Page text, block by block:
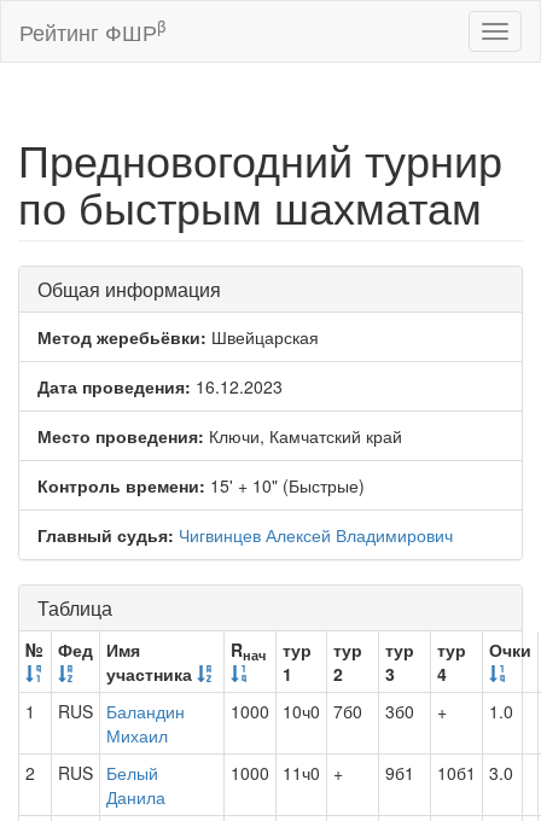
Рейтинг ФШРβ
Предновогодний турнир
по быстрым шахматам
Общая информация
Метод жеребьёвки: Швейцарская
Дата проведения: 16.12.2023
Место проведения: Ключи, Камчатский край
Контроль времени: 15' + 10" (Быстрые)
Главный судья: Чигвинцев Алексей Владимирович
Таблица
№ Фед Имя
участника
Rнач
тур
1
тур
2
тур
3
тур
4
Очки
1 RUS Баландин
Михаил
1000 10ч0 7б0 3б0 + 1.0
2 RUS Белый
Данила
1000 11ч0 + 9б1 10б1 3.0